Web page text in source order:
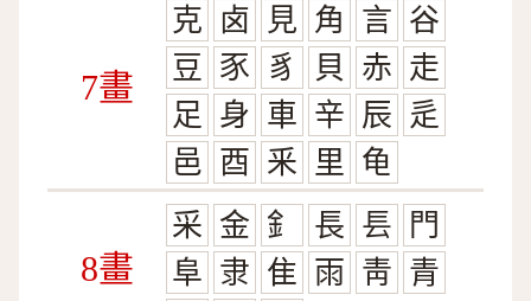
7畫
克 卤 見 角 言 谷
豆 豕 豸 貝 赤 走
足
身 車 辛 辰 辵
邑 酉 釆 里 龟
8畫
采 金 釒 長 镸
門
阜 隶 隹 雨 靑 青